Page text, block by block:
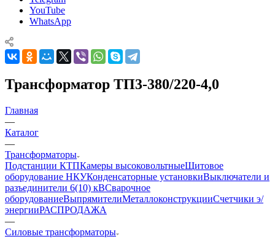
YouTube
WhatsApp
Трансформатор ТП3-380/220-4,0
Главная
—
Каталог
—
Трансформаторы
Подстанции КТПКамеры высоковольтныеЩитовое
оборудование НКУКонденсаторные установкиВыключатели и
разъединители 6(10) кВСварочное
оборудованиеВыпрямителиМеталлоконструкцииСчетчики э/
энергииРАСПРОДАЖА
—
Силовые трансформаторы